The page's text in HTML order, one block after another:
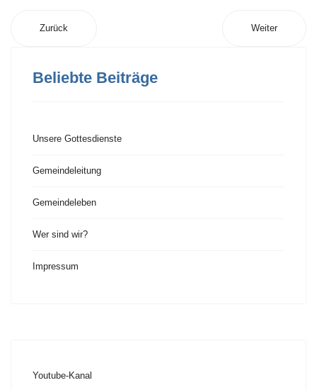
Zurück Weiter
Beliebte Beiträge
Unsere Gottesdienste
Gemeindeleitung
Gemeindeleben
Wer sind wir?
Impressum
Youtube-Kanal